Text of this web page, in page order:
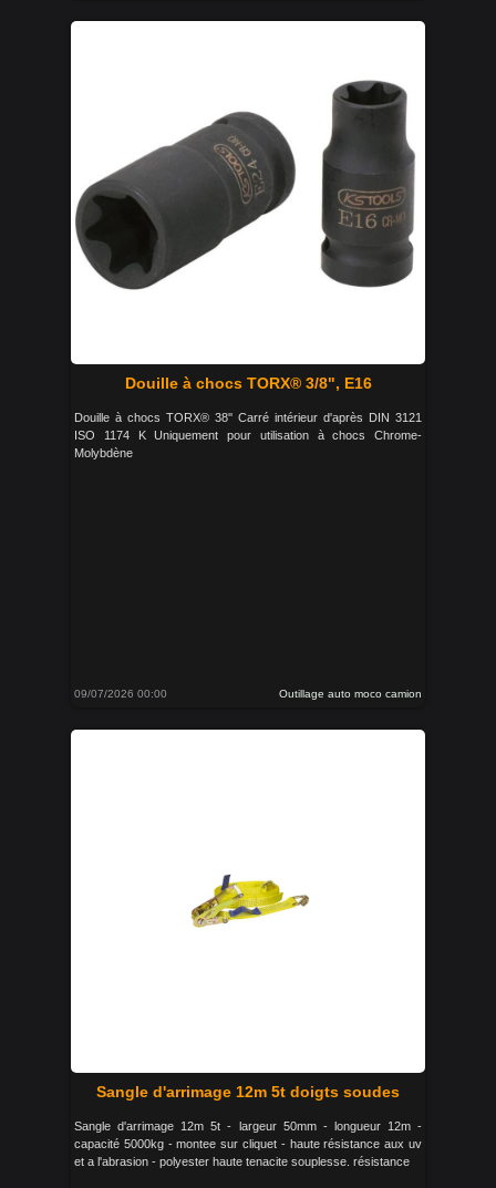
Douille à chocs TORX® 3/8", E16
Douille à chocs TORX® 38'' Carré intérieur d'après DIN 3121
ISO 1174 K Uniquement pour utilisation à chocs Chrome-
Molybdène
09/07/2026 00:00 Outillage auto moco camion
Sangle d'arrimage 12m 5t doigts soudes
Sangle d'arrimage 12m 5t - largeur 50mm - longueur 12m -
capacité 5000kg - montee sur cliquet - haute résistance aux uv
et a l'abrasion - polyester haute tenacite souplesse. résistance